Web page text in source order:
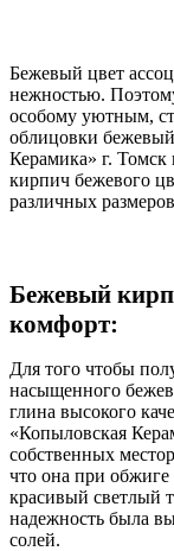
Бежевый цвет
нежностью.
особому уютным,
облицовки
Керамика» г. Томск
кирпич бежевого
различных
Бежевый
комфорт:
Для того чтобы
насыщенного
глина высокого
«Копыловская
собственных
что она при обжиге
красивый светлый
надежность была
солей.